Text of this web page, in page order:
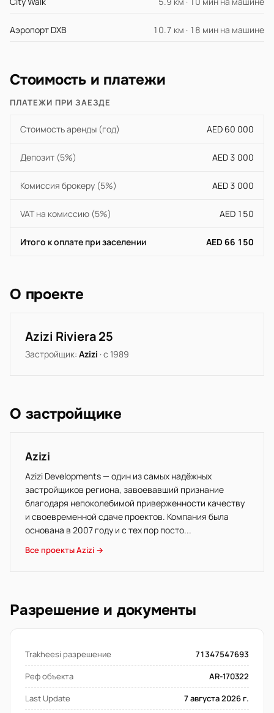
Аэропорт DXB 10.7 км · 18 мин на машине
Стоимость и платежи
ПЛАТЕЖИ ПРИ ЗАЕЗДЕ
Стоимость аренды (год) AED 60 000
Депозит (5%) AED 3 000
Комиссия брокеру (5%) AED 3 000
VAT на комиссию (5%) AED 150
Итого к оплате при заселении AED 66 150
О проекте
Azizi Riviera 25
Застройщик: Azizi · с 1989
О застройщике
Azizi
Azizi Developments — один из самых надёжных
застройщиков региона, завоевавший признание
благодаря непоколебимой приверженности качеству
и своевременной сдаче проектов. Компания была
основана в 2007 году и с тех пор посто...
Все проекты Azizi →
Разрешение и документы
Trakheesi разрешение
71347547693
Реф объекта
AR-170322
Last Update
7 августа 2026 г.